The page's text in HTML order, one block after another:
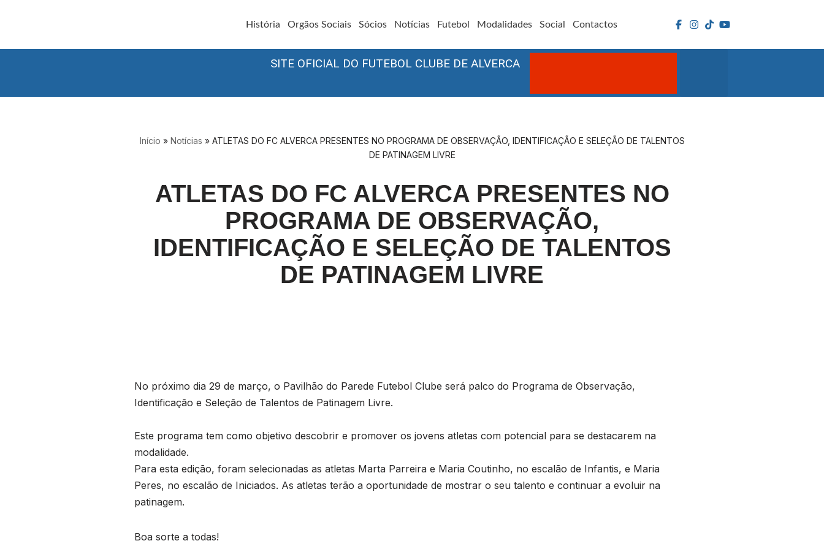
para
História Orgãos Sociais Sócios Notícias Futebol Modalidades Social Contactos
SITE OFICIAL DO FUTEBOL CLUBE DE ALVERCA
Início » Notícias » ATLETAS DO FC ALVERCA PRESENTES NO PROGRAMA DE OBSERVAÇÃO, IDENTIFICAÇÃO E SELEÇÃO DE TALENTOS
DE PATINAGEM LIVRE
ATLETAS DO FC ALVERCA PRESENTES NO
PROGRAMA DE OBSERVAÇÃO,
IDENTIFICAÇÃO E SELEÇÃO DE TALENTOS
DE PATINAGEM LIVRE
No próximo dia 29 de março, o Pavilhão do Parede Futebol Clube será palco do Programa de Observação,
Identificação e Seleção de Talentos de Patinagem Livre.
Este programa tem como objetivo descobrir e promover os jovens atletas com potencial para se destacarem na
modalidade.
Para esta edição, foram selecionadas as atletas Marta Parreira e Maria Coutinho, no escalão de Infantis, e Maria
Peres, no escalão de Iniciados. As atletas terão a oportunidade de mostrar o seu talento e continuar a evoluir na
patinagem.
Boa sorte a todas!